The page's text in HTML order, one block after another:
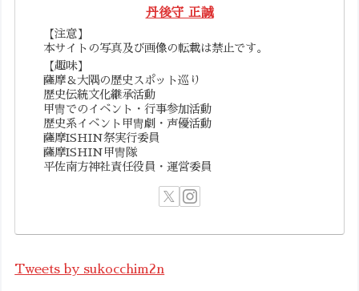
丹後守 正誠
【注意】
本サイトの写真及び画像の転載は禁止です。
【趣味】
薩摩＆大隅の歴史スポット巡り
歴史伝統文化継承活動
甲冑でのイベント・行事参加活動
歴史系イベント甲冑劇・声優活動
薩摩ISHIN祭実行委員
薩摩ISHIN甲冑隊
平佐南方神社責任役員・運営委員
Tweets by sukocchim2n